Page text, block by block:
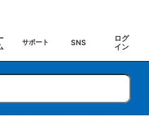
サポート SNS
ログ
イン